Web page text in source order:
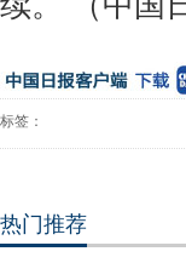
标签：
热门推荐